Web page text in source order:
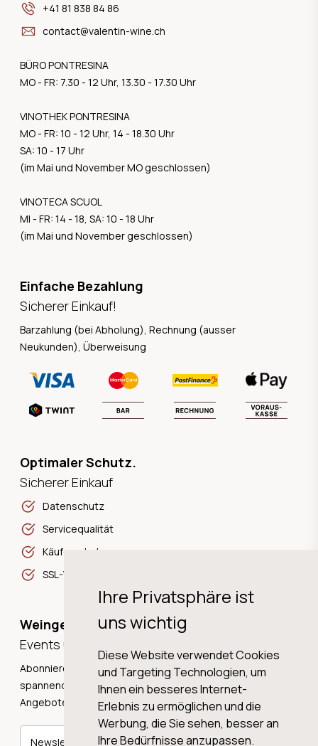
Ihre Privatsphäre ist
uns wichtig
Diese Website verwendet Cookies
und Targeting Technologien, um
Ihnen ein besseres Internet-
Erlebnis zu ermöglichen und die
Werbung, die Sie sehen, besser an
Ihre Bedürfnisse anzupassen.
+41 81 838 84 86
contact@valentin-wine.ch
BÜRO PONTRESINA
MO - FR: 7.30 - 12 Uhr, 13.30 - 17.30 Uhr
VINOTHEK PONTRESINA
MO - FR: 10 - 12 Uhr, 14 - 18.30 Uhr
SA: 10 - 17 Uhr
(im Mai und November MO geschlossen)
VINOTECA SCUOL
MI - FR: 14 - 18, SA: 10 - 18 Uhr
(im Mai und November geschlossen)
Einfache Bezahlung
Sicherer Einkauf!
Barzahlung (bei Abholung), Rechnung (ausser
Neukunden), Überweisung
Optimaler Schutz.
Sicherer Einkauf
Datenschutz
Servicequalität
Käuferschutz
SSL-Verschlüsselung
Weingeschichten,
Events und Neuigkeiten!
Abonnieren Sie unseren Newsletter und erhalten Sie
spannende Weingeschichten, Neuigkeiten und tolle
Angebote direkt in Ihre Mailbox.
Newsletter abonnieren